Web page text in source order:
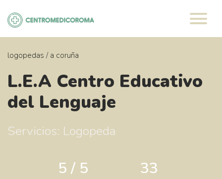
contenido
logopedas / a coruña
L.E.A Centro Educativo
del Lenguaje
Servicios: Logopeda
5 / 5 33